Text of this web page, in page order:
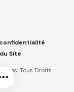
Tous Droits
Site